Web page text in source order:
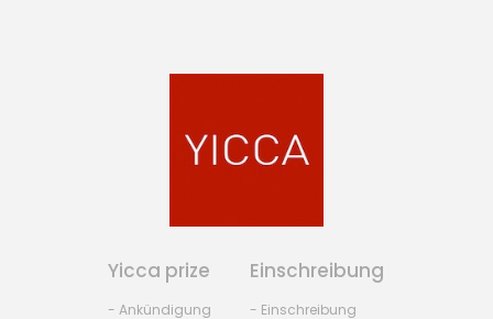
Yicca prize
- Ankündigung
Einschreibung
- Einschreibung